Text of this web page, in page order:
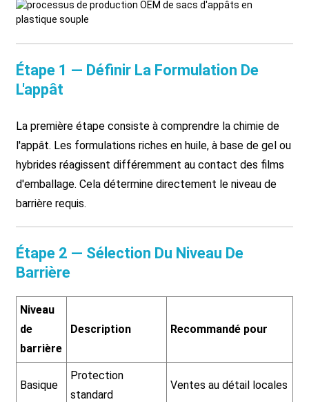
Étape 1 — Définir La Formulation De
L'appât
La première étape consiste à comprendre la chimie de
l'appât. Les formulations riches en huile, à base de gel ou
hybrides réagissent différemment au contact des films
d'emballage. Cela détermine directement le niveau de
barrière requis.
Étape 2 — Sélection Du Niveau De
Barrière
Niveau
de
barrière
Description Recommandé pour
Basique
Protection
standard
Ventes au détail locales